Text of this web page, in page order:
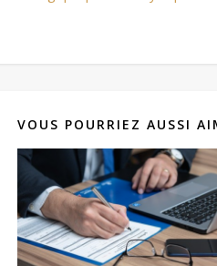
VOUS POURRIEZ AUSSI